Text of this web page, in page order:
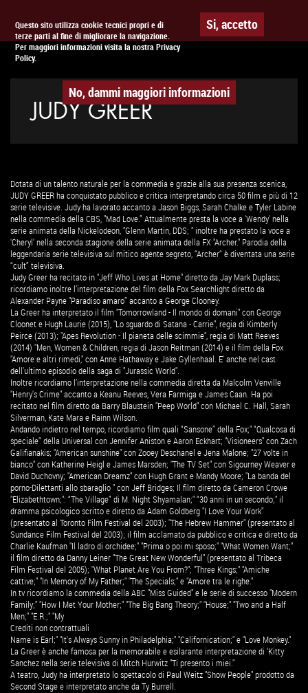
Questo sito utilizza cookie tecnici propri e di
terze parti al fine di migliorare la navigazione.
Per maggiori informazioni visita la nostra Privacy
Policy.
Si, accetto
No, dammi maggiori informazioni
APPUNTAMENTO AL CINEMA
JUDY GREER
Dotata di un talento naturale per la commedia e grazie alla sua presenza scenica,
JUDY GREER ha conquistato pubblico e critica interpretando circa 50 film e più di 12
serie televisive. Judy ha lavorato accanto a Jason Biggs, Sarah Chalke e Tyler Labine
nella commedia della CBS, "Mad Love.” Attualmente presta la voce a 'Wendy' nella
serie animata della Nickelodeon, "Glenn Martin, DDS; " inoltre ha prestato la voce a
'Cheryl' nella seconda stagione della serie animata della FX "Archer." Parodia della
leggendaria serie televisiva sul mitico agente segreto, “Archer“ è diventata una serie
“cult” televisiva.
Judy Greer ha recitato in "Jeff Who Lives at Home" diretto da Jay Mark Duplass;
ricordiamo inoltre l’interpretazione del film della Fox Searchlight diretto da
Alexander Payne "Paradiso amaro” accanto a George Clooney.
La Greer ha interpretato il film "Tomorrowland - Il mondo di domani" con George
Cloonet e Hugh Laurie (2015), "Lo sguardo di Satana - Carrie", regia di Kimberly
Peirce (2013); "Apes Revolution - Il pianeta delle scimmie", regia di Matt Reeves
(2014) "Men, Women & Children, regia di Jason Reitman (2014) e il film della Fox
"Amore e altri rimedi," con Anne Hathaway e Jake Gyllenhaal. E' anche nel cast
dell'ultimo episodio della saga di "Jurassic World".
Inoltre ricordiamo l’interpretazione nella commedia diretta da Malcolm Venville
"Henry's Crime" accanto a Keanu Reeves, Vera Farmiga e James Caan. Ha poi
recitato nel film diretto da Barry Blaustein "Peep World" con Michael C. Hall, Sarah
Silverman, Kate Mara e Rainn Wilson.
Andando indietro nel tempo, ricordiamo film quali “Sansone” della Fox;" “Qualcosa di
speciale” della Universal con Jennifer Aniston e Aaron Eckhart; "Visioneers" con Zach
Galifianakis; "American sunshine" con Zooey Deschanel e Jena Malone; "27 volte in
bianco" con Katherine Heigl e James Marsden; "The TV Set" con Sigourney Weaver e
David Duchovny; "American Dreamz" con Hugh Grant e Mandy Moore; "La banda del
porno-Dilettanti allo sbaraglio " con Jeff Bridges; Il film diretto da Cameron Crowe
"Elizabethtown;": “The Village” di M. Night Shyamalan;" “30 anni in un secondo;" il
dramma psicologico scritto e diretto da Adam Goldberg "I Love Your Work"
(presentato al Toronto Film Festival del 2003); "The Hebrew Hammer" (presentato al
Sundance Film Festival del 2003); il film acclamato da pubblico e critica e diretto da
Charlie Kaufman "Il ladro di orchidee;" "Prima o poi mi sposo;" "What Women Want;"
il film diretto da Danny Leiner "The Great New Wonderful" (presentato al Tribeca
Film Festival del 2005); "What Planet Are You From?"; "Three Kings;" "Amiche
cattive;" "In Memory of My Father;" "The Specials;" e "Amore tra le righe."
In tv ricordiamo la commedia della ABC "Miss Guided" e le serie di successo "Modern
Family;" "How I Met Your Mother;" "The Big Bang Theory;" "House;" "Two and a Half
Men;" "E.R.;" "My
Crediti non contrattuali
Name is Earl;" "It's Always Sunny in Philadelphia;" "Californication;" e "Love Monkey."
La Greer è anche famosa per la memorabile e esilarante interpretazione di ‘Kitty
Sanchez nella serie televisiva di Mitch Hurwitz "Ti presento i miei."
A teatro, Judy ha interpretato lo spettacolo di Paul Weitz "Show People" prodotto da
Second Stage e interpretato anche da Ty Burrell.